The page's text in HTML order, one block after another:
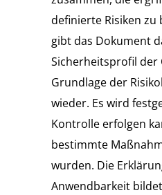
definierte Risiken zu
gibt das Dokument
Sicherheitsprofil der
Grundlage der
wieder. Es wird
Kontrolle erfolgen
bestimmte
wurden. Die
Anwendbarkeit